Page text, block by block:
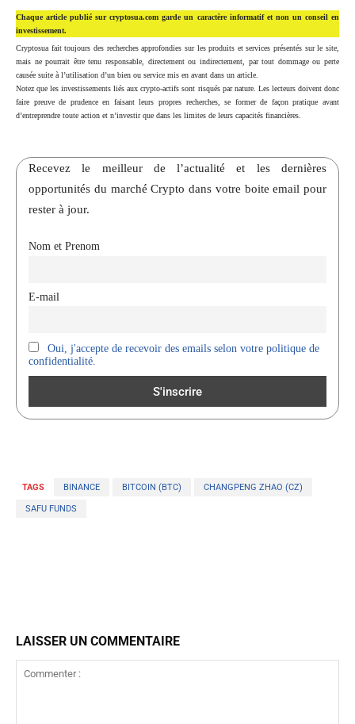
Chaque article publié sur cryptosua.com garde un caractère informatif et non un conseil en
investissement.
Cryptosua fait toujours des recherches approfondies sur les produits et services présentés sur le site,
mais ne pourrait être tenu responsable, directement ou indirectement, par tout dommage ou perte
causée suite à l’utilisation d’un bien ou service mis en avant dans un article.
Notez que les investissements liés aux crypto-actifs sont risqués par nature. Les lecteurs doivent donc
faire preuve de prudence en faisant leurs propres recherches, se former de façon pratique avant
d’entreprendre toute action et n’investir que dans les limites de leurs capacités financières.
Recevez le meilleur de l’actualité et les dernières
opportunités du marché Crypto dans votre boite email pour
rester à jour.
Nom et Prenom
E-mail
Oui, j'accepte de recevoir des emails selon votre politique de
confidentialité.
TAGS BINANCE BITCOIN (BTC) CHANGPENG ZHAO (CZ)
SAFU FUNDS
LAISSER UN COMMENTAIRE